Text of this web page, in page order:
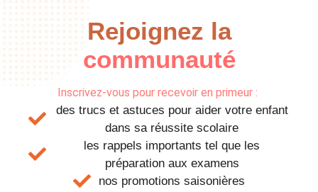
Rejoignez la
communauté
Inscrivez-vous pour recevoir en primeur :
des trucs et astuces pour aider votre enfant
dans sa réussite scolaire
les rappels importants tel que les
préparation aux examens
nos promotions saisonières